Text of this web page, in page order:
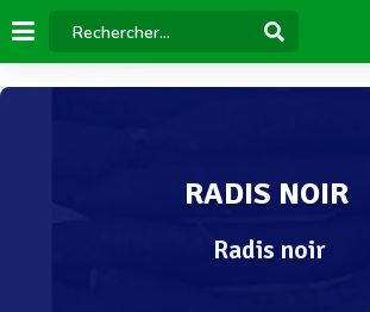
RADIS NOIR
Radis noir